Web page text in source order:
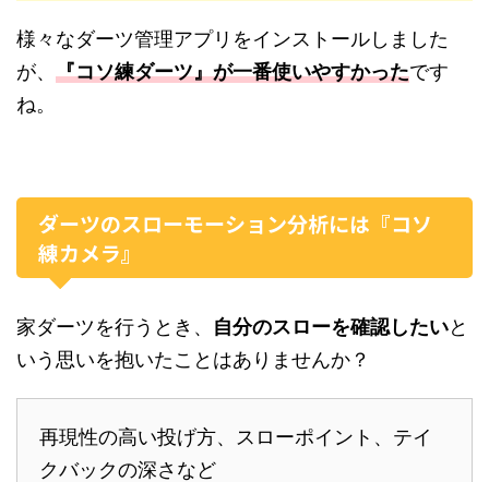
様々なダーツ管理アプリをインストールしました
が、 『コソ練ダーツ』が一番使いやすかったです
ね。
ダーツのスローモーション分析には『コソ
練カメラ』
家ダーツを行うとき、 自分のスローを確認したいと
いう思いを抱いたことはありませんか？
再現性の高い投げ方、スローポイント、テイ
クバックの深さなど